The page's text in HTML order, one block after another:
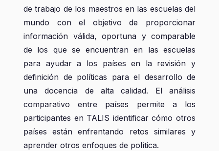
de trabajo de los maestros en las escuelas del
mundo con el objetivo de proporcionar
información válida, oportuna y comparable
de los que se encuentran en las escuelas
para ayudar a los países en la revisión y
definición de políticas para el desarrollo de
una docencia de alta calidad. El análisis
comparativo entre países permite a los
participantes en TALIS identificar cómo otros
países están enfrentando retos similares y
aprender otros enfoques de política.